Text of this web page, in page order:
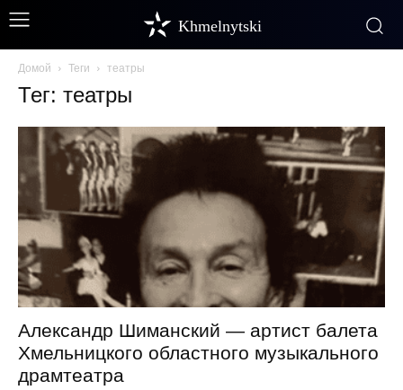
Khmelnytski
Домой Теги театры
Тег: театры
Александр Шиманский — артист балета
Хмельницкого областного музыкального
драмтеатра